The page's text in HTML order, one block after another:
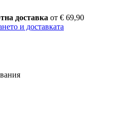
доставка от € 69,90
и доставката